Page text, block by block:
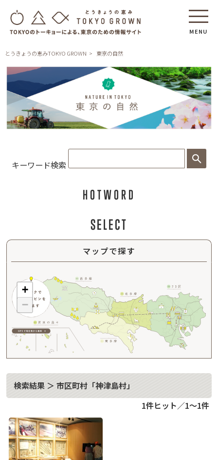
MENU
とうきょうの恵みTOKYO GROWN 東京の自然
自キーワード検索
HOTWORD
SELECT
マップで探す
+
−
検索結果 ＞ 市区町村「神津島村」
1件ヒット／1～1件